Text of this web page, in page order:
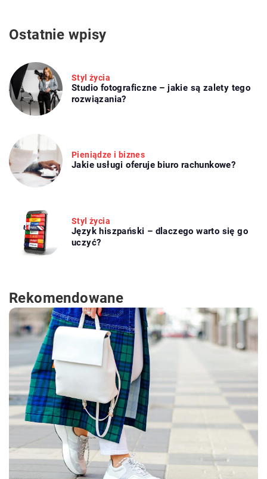
Ostatnie wpisy
Styl życia
Studio fotograficzne – jakie są zalety tego
rozwiązania?
Pieniądze i biznes
Jakie usługi oferuje biuro rachunkowe?
Styl życia
Język hiszpański – dlaczego warto się go
uczyć?
Rekomendowane